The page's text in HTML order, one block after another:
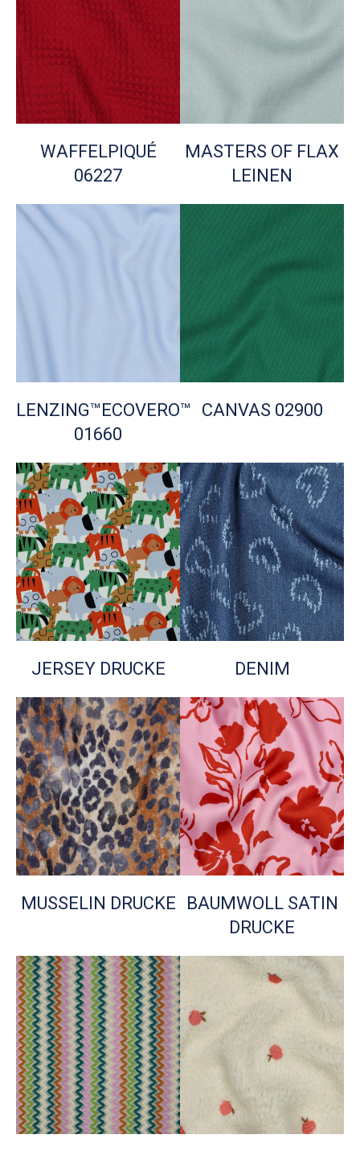
WAFFELPIQUÉ
06227
MASTERS OF FLAX
LEINEN
LENZING™ECOVERO™
01660
CANVAS 02900
JERSEY DRUCKE DENIM
MUSSELIN DRUCKE
BAUMWOLL SATIN
DRUCKE